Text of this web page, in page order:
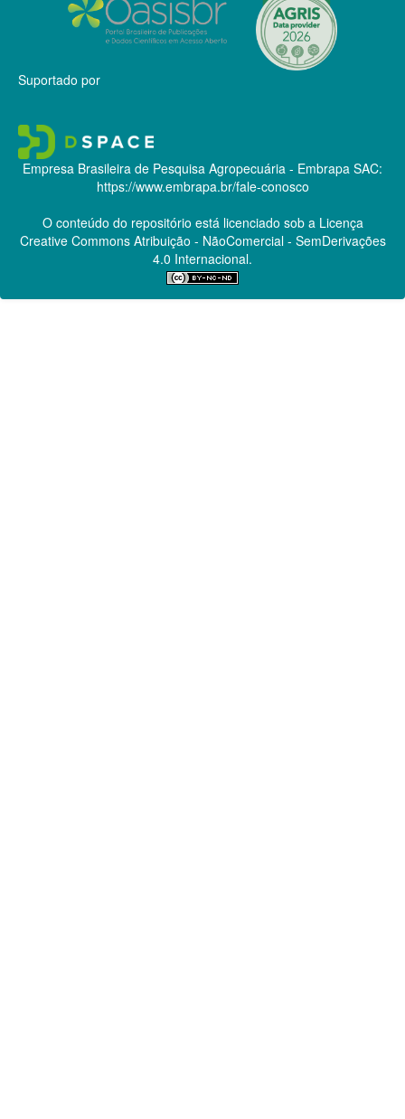
Suportado por
Empresa Brasileira de Pesquisa Agropecuária - Embrapa SAC:
https://www.embrapa.br/fale-conosco
O conteúdo do repositório está licenciado sob a Licença
Creative CommonsAtribuição - NãoComercial - SemDerivações
4.0 Internacional.